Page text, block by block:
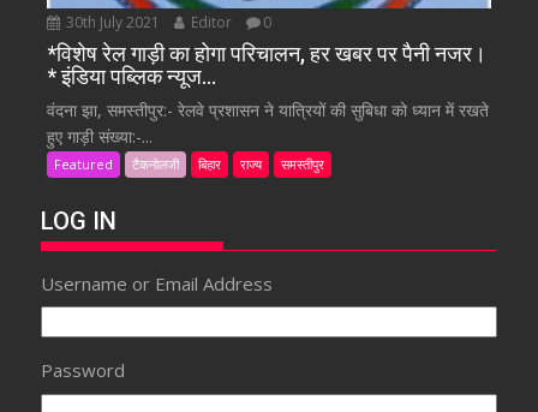
30th July 2021 Editor 0
*विशेष रेल गाड़ी का होगा परिचालन, हर खबर पर पैनी नजर।
* इंडिया पब्लिक न्यूज…
वंदना झा, समस्तीपुर:- रेलवे प्रशासन ने यात्रियों की सुबिधा को ध्यान में रखते
हुए गाड़ी संख्या:-...
Featured टैकनोलजी बिहार राज्य समस्तीपुर
LOG IN
Username or Email Address
Password